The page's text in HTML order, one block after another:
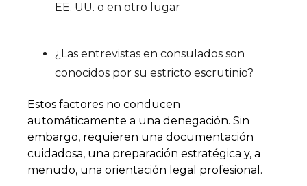
EE. UU. o en otro lugar
¿Las entrevistas en consulados son
conocidos por su estricto escrutinio?
Estos factores no conducen
automáticamente a una denegación. Sin
embargo, requieren una documentación
cuidadosa, una preparación estratégica y, a
menudo, una orientación legal profesional.